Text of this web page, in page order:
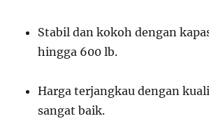
Stabil dan kokoh dengan
hingga 600 lb.
Harga terjangkau dengan
sangat baik.